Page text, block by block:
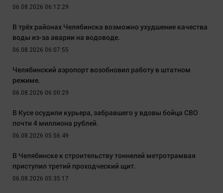
06.08.2026 06:12:29
В трёх районах Челябинска возможно ухудшение качества
воды из-за аварии на водоводе.
06.08.2026 06:07:55
Челябинский аэропорт возобновил работу в штатном
режиме.
06.08.2026 06:00:29
В Кусе осудили курьера, забравшего у вдовы бойца СВО
почти 4 миллиона рублей.
06.08.2026 05:56:49
В Челябинске к строительству тоннелей метротрамвая
приступил третий проходческий щит.
06.08.2026 05:35:17